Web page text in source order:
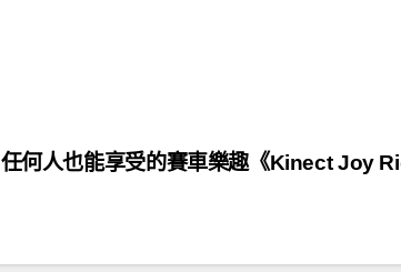
任何人也能享受的賽車樂趣《Kinect Joy